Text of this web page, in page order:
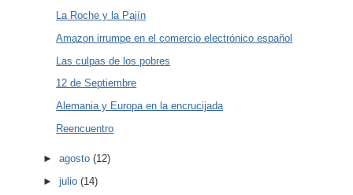
La Roche y la Pajín
Amazon irrumpe en el comercio electrónico español
Las culpas de los pobres
12 de Septiembre
Alemania y Europa en la encrucijada
Reencuentro
►agosto(12)
►julio(14)